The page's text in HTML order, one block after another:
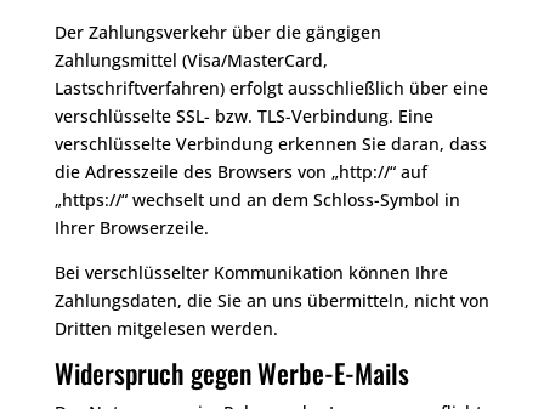
Der Zahlungsverkehr über die gängigen
Zahlungsmittel (Visa/MasterCard,
Lastschriftverfahren) erfolgt ausschließlich über eine
verschlüsselte SSL- bzw. TLS-Verbindung. Eine
verschlüsselte Verbindung erkennen Sie daran, dass
die Adresszeile des Browsers von „http://“ auf
„https://“ wechselt und an dem Schloss-Symbol in
Ihrer Browserzeile.
Bei verschlüsselter Kommunikation können Ihre
Zahlungsdaten, die Sie an uns übermitteln, nicht von
Dritten mitgelesen werden.
Widerspruch gegen Werbe-E-Mails